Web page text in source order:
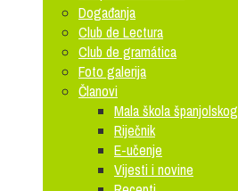
Događanja
Club de Lectura
Club de gramática
Foto galerija
Članovi
Mala škola španjolskog
Riječnik
E-učenje
Vijesti i novine